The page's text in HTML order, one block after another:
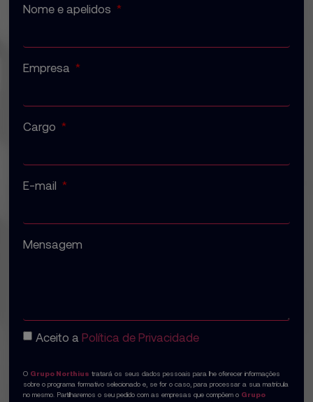
Nome e apelidos
Empresa
Cargo
E-mail
Mensagem
Aceito aPolítica de Privacidade
O Grupo Northius tratará os seus dados pessoais para lhe oferecer informações
sobre o programa formativo selecionado e, se for o caso, para processar a sua matrícula
no mesmo. Partilharemos o seu pedido com as empresas que compõem o Grupo